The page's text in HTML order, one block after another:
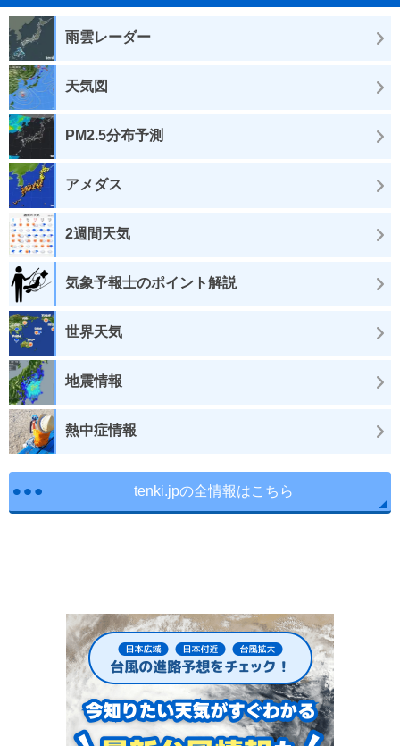
雨雲レーダー
天気図
PM2.5分布予測
アメダス
2週間天気
気象予報士のポイント解説
世界天気
地震情報
熱中症情報
tenki.jpの全情報はこちら